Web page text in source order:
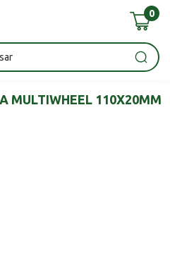
0
Esmerilhadeira
MULTIWHEEL 110X20MM